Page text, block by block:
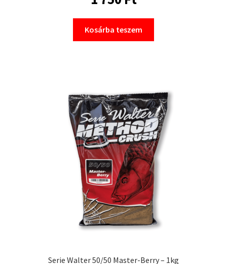
Kosárba teszem
Serie Walter 50/50 Master-Berry – 1kg